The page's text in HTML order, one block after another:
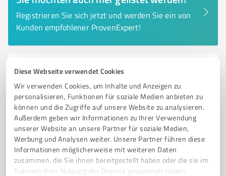
Diese Webseite verwendet Cookies
Wir verwenden Cookies, um Inhalte und Anzeigen zu
personalisieren, Funktionen für soziale Medien anbieten zu
können und die Zugriffe auf unsere Website zu analysieren.
Außerdem geben wir Informationen zu Ihrer Verwendung
unserer Website an unsere Partner für soziale Medien,
Werbung und Analysen weiter. Unsere Partner führen diese
Informationen möglicherweise mit weiteren Daten
zusammen, die Sie ihnen bereitgestellt haben oder die sie im
Rahmen Ihrer Nutzung der Dienste gesammelt haben.
Registrieren Sie sich jetzt und werden Sie ein von
Kunden empfohlener ProvenExpert!
6 Fotografie
Brakeler Photo Studio S.Klanke
Professionelle Fotografie für Hochzeiten, Familien und
besondere Anlässe in Brak
FOTOSTUDIO HOCHZEITSFOTOGRAFIE BUSINESSFOTOGRAFIE
FAMILIENPORTRÄTS KINDERFOTOGRAFIE BESONDERE ANLÄSSE
DIGITALE RETUSCHE BILDRESTAURATION INDIVIDUELLE FOTOGRAFIE